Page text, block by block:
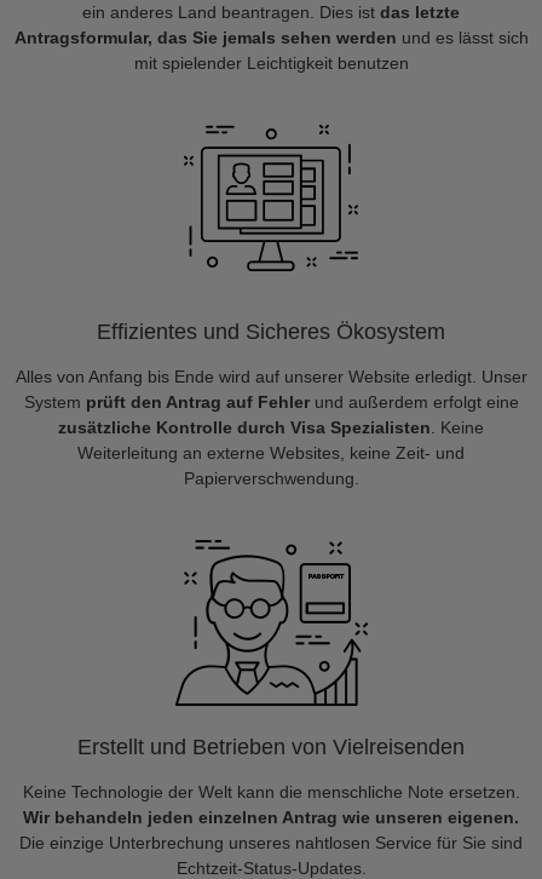
ein anderes Land beantragen. Dies ist das letzte
Antragsformular, das Sie jemals sehen werden und es lässt sich
mit spielender Leichtigkeit benutzen
Effizientes und Sicheres Ökosystem
Alles von Anfang bis Ende wird auf unserer Website erledigt. Unser
System prüft den Antrag auf Fehlerund außerdem erfolgt eine
zusätzliche Kontrolle durch Visa Spezialisten . Keine
Weiterleitung an externe Websites, keine Zeit- und
Papierverschwendung.
Erstellt und Betrieben von Vielreisenden
Keine Technologie der Welt kann die menschliche Note ersetzen.
Wir behandeln jeden einzelnen Antrag wie unseren eigenen.
Die einzige Unterbrechung unseres nahtlosen Service für Sie sind
Echtzeit-Status-Updates.